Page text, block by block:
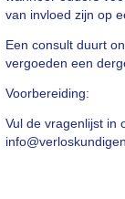
van invloed zijn op
Een consult duurt
vergoeden een
Voorbereiding:
Vul de vragenlijst in